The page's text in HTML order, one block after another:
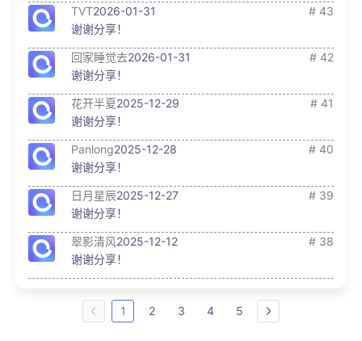
TVT2026-01-31
# 43
谢谢分享！
回家睡觉去2026-01-31
# 42
谢谢分享！
花开半夏2025-12-29
# 41
谢谢分享！
Panlong2025-12-28
# 40
谢谢分享！
日月星辰2025-12-27
# 39
谢谢分享！
翠影清风2025-12-12
# 38
谢谢分享！
1 2 3 4 5